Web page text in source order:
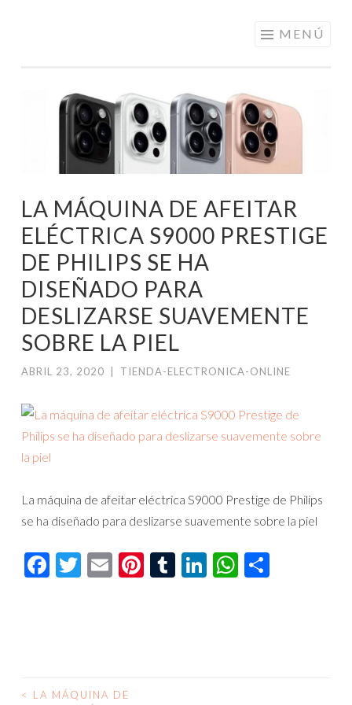
PRECIOS DE
ANDORRA
MENÚ
LA MÁQUINA DE AFEITAR
ELÉCTRICA S9000 PRESTIGE
DE PHILIPS SE HA
DISEÑADO PARA
DESLIZARSE SUAVEMENTE
SOBRE LA PIEL
ABRIL 23, 2020 TIENDA-ELECTRONICA-ONLINE
La máquina de afeitar eléctrica S9000 Prestige de Philips
se ha diseñado para deslizarse suavemente sobre la piel
Facebook
Twitter
EmailPinterest
Tumblr
LinkedIn
<
LA MÁQUINA DE